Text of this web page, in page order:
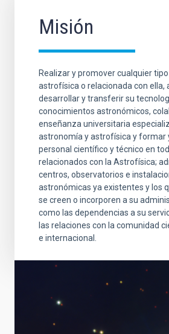
Misión
Realizar y promover cualquier
astrofísica o relacionada con ella,
desarrollar y transferir su
conocimientos astronómicos,
enseñanza universitaria
astronomía y astrofísica y formar
personal científico y técnico en
relacionados con la Astrofísica;
centros, observatorios e
astronómicas ya existentes y los
se creen o incorporen a su
como las dependencias a su
las relaciones con la comunidad
e internacional.